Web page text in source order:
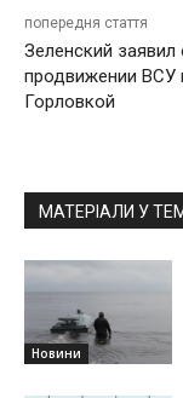
попередня стаття
Зеленский заявил
продвижении ВСУ
Горловкой
МАТЕРІАЛИ У
Новини